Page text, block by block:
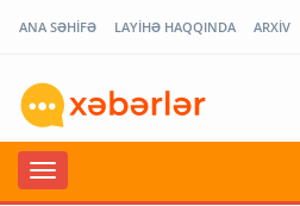
ANA SƏHİFƏ LAYİHƏ HAQQINDA ARXİV